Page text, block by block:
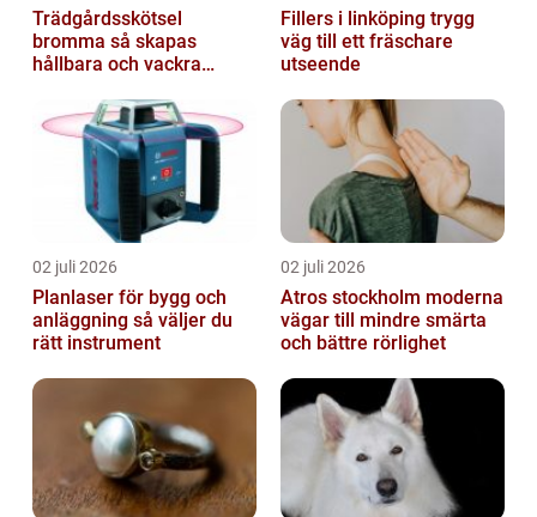
Trädgårdsskötsel
bromma så skapas
hållbara och vackra
Fillers i linköping trygg
väg till ett fräschare
utseende
02 juli 2026
Planlaser för bygg och
anläggning så väljer du
rätt instrument
02 juli 2026
Atros stockholm moderna
vägar till mindre smärta
och bättre rörlighet